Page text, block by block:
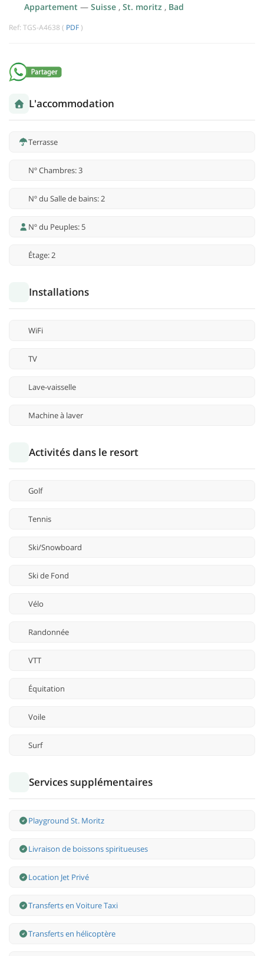
Appartement — Suisse , St. moritz , Bad
Ref: TGS-A4638 ( PDF )
L'accommodation
Terrasse
Nº Chambres: 3
Nº du Salle de bains: 2
Nº du Peuples: 5
Étage: 2
Installations
WiFi
TV
Lave-vaisselle
Machine à laver
Activités dans le resort
Golf
Tennis
Ski/Snowboard
Ski de Fond
Vélo
Randonnée
VTT
Équitation
Voile
Surf
Services supplémentaires
Playground St. Moritz
Livraison de boissons spiritueuses
Location Jet Privé
Transferts en Voiture Taxi
Transferts en hélicoptère